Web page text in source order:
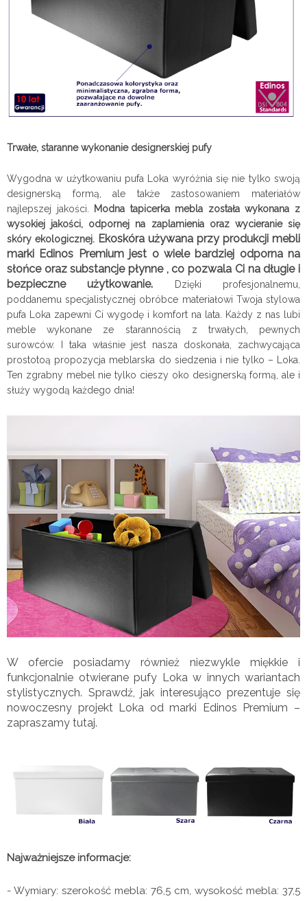
Trwałe, staranne wykonanie designerskiej pufy
Wygodna w użytkowaniu pufa Loka wyróżnia się nie tylko swoją
designerską formą, ale także zastosowaniem materiałów
najlepszej jakości.
Modna tapicerka mebla została wykonana z
wysokiej jakości, odpornej na zaplamienia oraz wycieranie się
skóry ekologicznej. Ekoskóra używana przy produkcji mebli
marki Edinos Premium jest o wiele bardziej odporna na
słońce oraz substancje płynne , co pozwala Ci na długie i
bezpieczne użytkowanie.
Dzięki profesjonalnemu,
poddanemu specjalistycznej obróbce materiałowi Twoja stylowa
pufa Loka zapewni Ci wygodę i komfort na lata. Każdy z nas lubi
meble wykonane ze starannością z trwałych, pewnych
surowców. I taka właśnie jest nasza doskonała, zachwycająca
prostotoą propozycja meblarska do siedzenia i nie tylko – Loka
Ten zgrabny mebel nie tylko cieszy oko designerską formą, ale i
służy wygodą każdego dnia!
W ofercie posiadamy również niezwykle miękkie i
funkcjonalnie otwierane pufy Loka w innych wariantach
stylistycznych. Sprawdź, jak interesująco prezentuje się
nowoczesny projekt Loka od marki Edinos Premium –
zapraszamy tutaj.
Najważniejsze informacje:
- Wymiary: szerokość mebla: 76,5 cm, wysokość mebla: 37,5